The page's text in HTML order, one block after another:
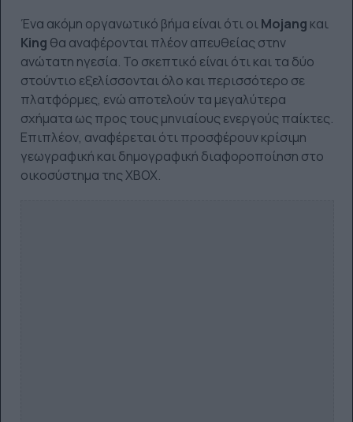
Ένα ακόμη οργανωτικό βήμα είναι ότι οιMojang και
King θα αναφέρονται πλέον απευθείας στην
ανώτατη ηγεσία. Το σκεπτικό είναι ότι και τα δύο
στούντιο εξελίσσονται όλο και περισσότερο σε
πλατφόρμες, ενώ αποτελούν τα μεγαλύτερα
σχήματα ως προς τους μηνιαίους ενεργούς παίκτες.
Επιπλέον, αναφέρεται ότι προσφέρουν κρίσιμη
γεωγραφική και δημογραφική διαφοροποίηση στο
οικοσύστημα της XBOX.